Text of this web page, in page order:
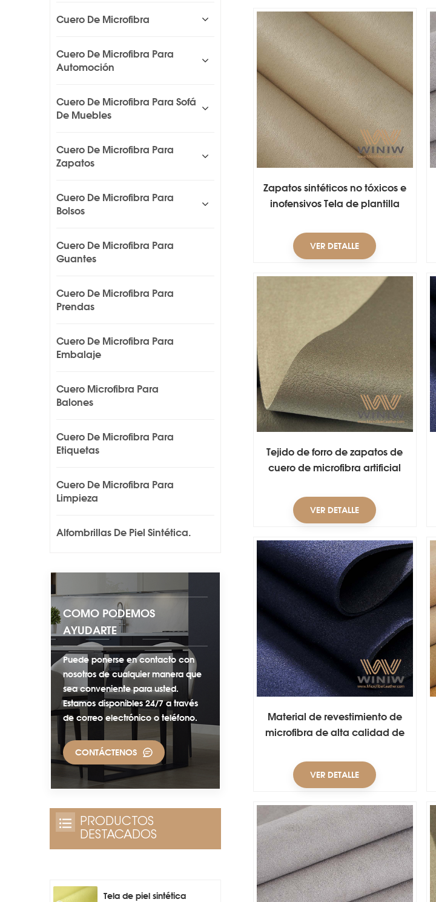
Zapatos sintéticos no tóxicos e
inofensivos Tela de plantilla
VER DETALLE
Tejido de forro de zapatos de
cuero de microfibra artificial
VER DETALLE
Material de revestimiento de
microfibra de alta calidad de
zapatos
VER DETALLE
Cuero De Microfibra
Cuero De Microfibra Para
Automoción
Cuero De Microfibra Para Sofá
De Muebles
Cuero De Microfibra Para
Zapatos
Cuero De Microfibra Para
Bolsos
Cuero De Microfibra Para
Guantes
Cuero De Microfibra Para
Prendas
Cuero De Microfibra Para
Embalaje
Cuero Microfibra Para
Balones
Cuero De Microfibra Para
Etiquetas
Cuero De Microfibra Para
Limpieza
Alfombrillas De Piel Sintética.
COMO PODEMOS
AYUDARTE
Puede ponerse en contacto con
nosotros de cualquier manera que
sea conveniente para usted.
Estamos disponibles 24/7 a través
de correo electrónico o teléfono.
CONTÁCTENOS
PRODUCTOS
DESTACADOS
Tela de piel sintética